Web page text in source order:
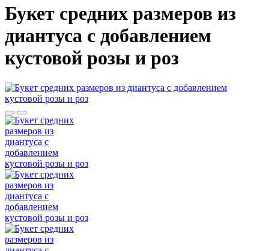
Букет средних размеров из
диантуса c добавлением
кустовой розы и роз